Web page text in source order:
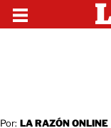
Por: LA RAZÓN ONLINE